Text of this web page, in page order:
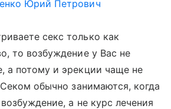
Юрий Петрович
секс только как
то возбуждение у Вас не
а потому и эрекции чаще не
обычно занимаются, когда
а не курс лечения